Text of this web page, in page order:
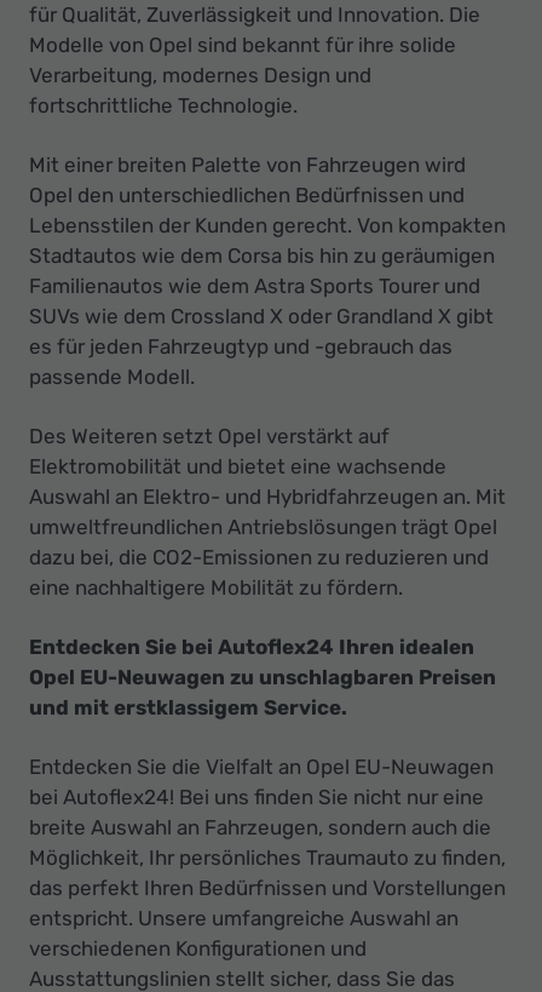
für Qualität, Zuverlässigkeit und Innovation. Die
Modelle von Opel sind bekannt für ihre solide
Verarbeitung, modernes Design und
fortschrittliche Technologie.
Mit einer breiten Palette von Fahrzeugen wird
Opel den unterschiedlichen Bedürfnissen und
Lebensstilen der Kunden gerecht. Von kompakten
Stadtautos wie dem Corsa bis hin zu geräumigen
Familienautos wie dem Astra Sports Tourer und
SUVs wie dem Crossland X oder Grandland X gibt
es für jeden Fahrzeugtyp und -gebrauch das
passende Modell.
Des Weiteren setzt Opel verstärkt auf
Elektromobilität und bietet eine wachsende
Auswahl an Elektro- und Hybridfahrzeugen an. Mit
umweltfreundlichen Antriebslösungen trägt Opel
dazu bei, die CO2-Emissionen zu reduzieren und
eine nachhaltigere Mobilität zu fördern.
Entdecken Sie bei Autoflex24 Ihren idealen
Opel EU-Neuwagen zu unschlagbaren Preisen
und mit erstklassigem Service.
Entdecken Sie die Vielfalt an Opel EU-Neuwagen
bei Autoflex24! Bei uns finden Sie nicht nur eine
breite Auswahl an Fahrzeugen, sondern auch die
Möglichkeit, Ihr persönliches Traumauto zu finden,
das perfekt Ihren Bedürfnissen und Vorstellungen
entspricht. Unsere umfangreiche Auswahl an
verschiedenen Konfigurationen und
Ausstattungslinien stellt sicher, dass Sie das